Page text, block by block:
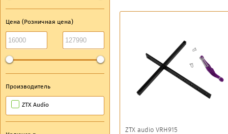
Цена (Розничная цена)
Производитель
ZTX Audio
ZTX audio VRH915